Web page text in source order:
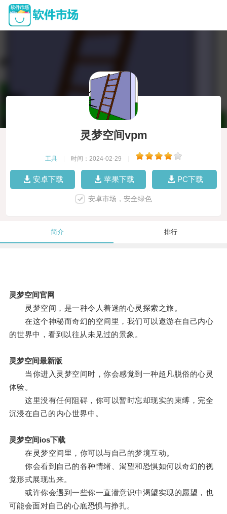
灵梦空间vpm
工具 时间：2024-02-29
安卓下载 苹果下载 PC下载
安卓市场，安全绿色
简介 排行
灵梦空间官网
灵梦空间，是一种令人着迷的心灵探索之旅。
在这个神秘而奇幻的空间里，我们可以遨游在自己内心
的世界中，看到以往从未见过的景象。
灵梦空间最新版
当你进入灵梦空间时，你会感觉到一种超凡脱俗的心灵
体验。
这里没有任何阻碍，你可以暂时忘却现实的束缚，完全
沉浸在自己的内心世界中。
灵梦空间ios下载
在灵梦空间里，你可以与自己的梦境互动。
你会看到自己的各种情绪、渴望和恐惧如何以奇幻的视
觉形式展现出来。
或许你会遇到一些你一直潜意识中渴望实现的愿望，也
可能会面对自己的心底恐惧与挣扎。